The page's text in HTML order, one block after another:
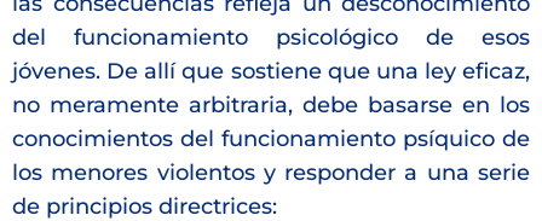
del funcionamiento psicológico de esos
jóvenes. De allí que sostiene que una ley eficaz,
no meramente arbitraria, debe basarse en los
conocimientos del funcionamiento psíquico de
los menores violentos y responder a una serie
de principios directrices: